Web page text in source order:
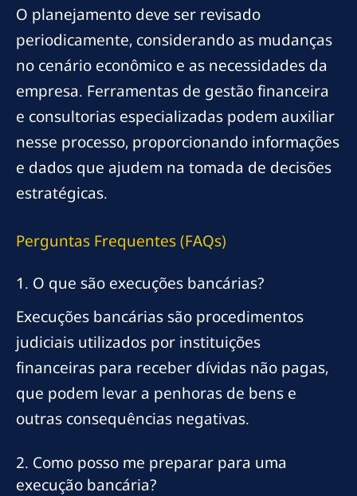
O planejamento deve ser revisado
periodicamente, considerando as mudanças
no cenário econômico e as necessidades da
empresa. Ferramentas de gestão financeira
e consultorias especializadas podem auxiliar
nesse processo, proporcionando informações
e dados que ajudem na tomada de decisões
estratégicas.
Perguntas Frequentes (FAQs)
1. O que são execuções bancárias?
Execuções bancárias são procedimentos
judiciais utilizados por instituições
financeiras para receber dívidas não pagas,
que podem levar a penhoras de bens e
outras consequências negativas.
2. Como posso me preparar para uma
execução bancária?